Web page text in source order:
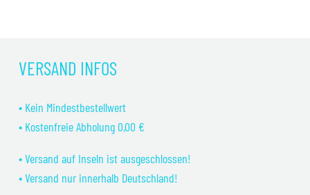
VERSAND INFOS
• Kein Mindestbestellwert
• Kostenfreie Abholung 0,00 €
• Versand auf Inseln ist ausgeschlossen!
• Versand nur innerhalb Deutschland!